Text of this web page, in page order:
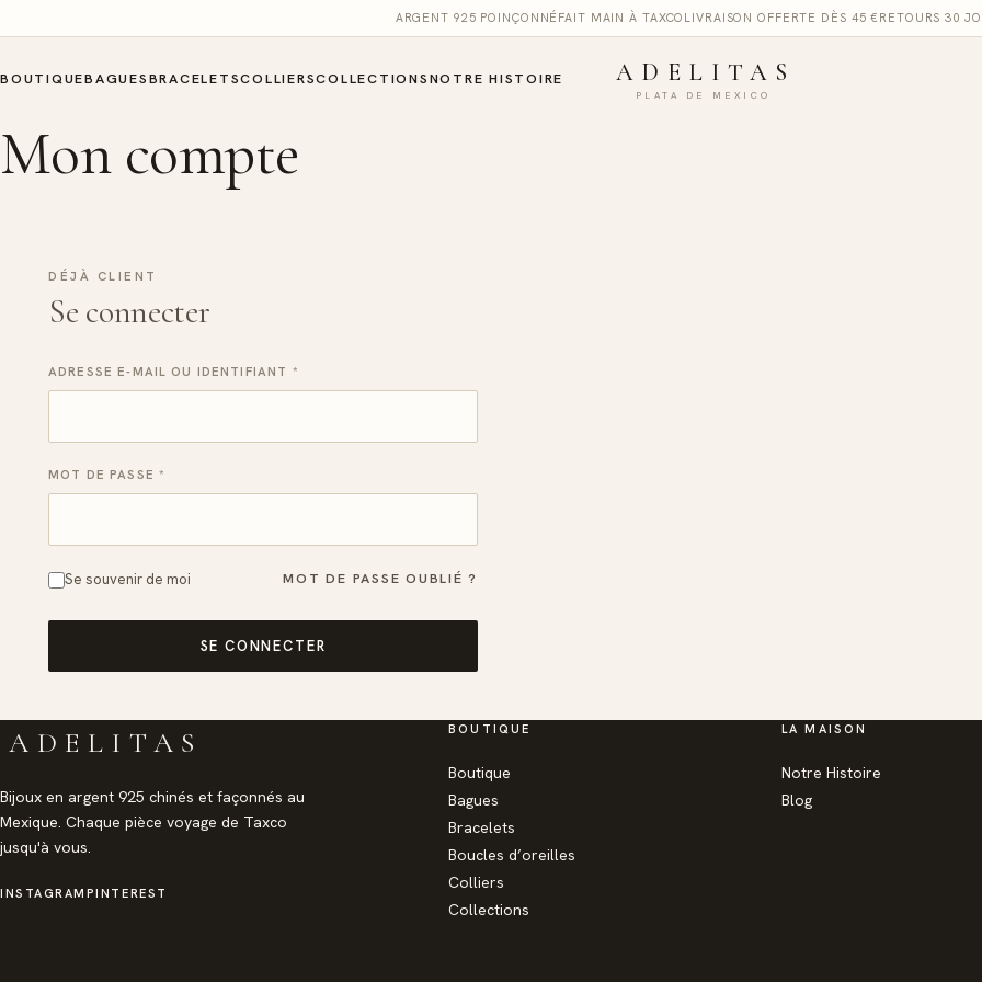
ARGENT 925 POINÇONNÉ FAIT MAIN À TAXCO LIVRAISON OFFERTE DÈS 45 € RETOURS 30
BOUTIQUEBAGUESBRACELETSCOLLIERSCOLLECTIONSNOTRE HISTOIRE ADELITAS
PLATA DE MEXICO
Mon compte
DÉJÀ CLIENT
Se connecter
ADRESSE E-MAIL OU IDENTIFIANT *
MOT DE PASSE *
Se souvenir de moi MOT DE PASSE OUBLIÉ ?
SE CONNECTER
ADELITAS
Bijoux en argent 925 chinés et façonnés au
Mexique. Chaque pièce voyage de Taxco
jusqu'à vous.
INSTAGRAM PINTEREST
BOUTIQUE
Boutique
Bagues
Bracelets
Boucles d’oreilles
Colliers
Collections
LA MAISON
Notre Histoire
Blog